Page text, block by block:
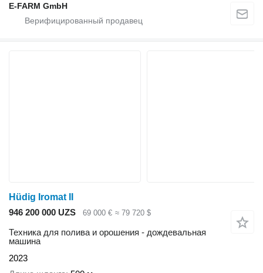
E-FARM GmbH
Hüdig Iromat II
946 200 000 UZS
69 000 € ≈ 79 720 $
Техника для полива и орошения - дождевальная
машина
2023